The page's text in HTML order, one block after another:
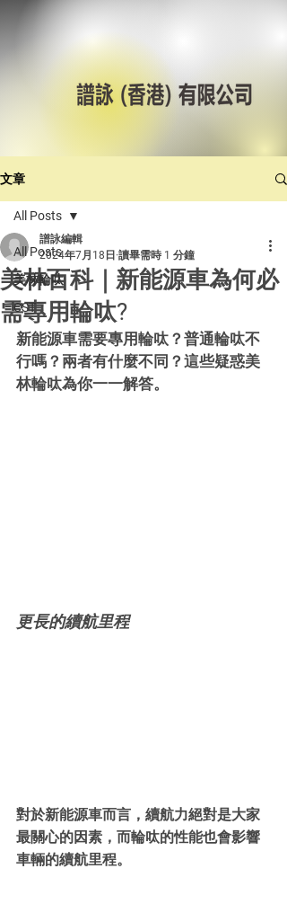
文章
All Posts
美林輪呔
CST
All Posts
美林百科｜新能源車為何必
需專用輪呔?
譜詠編輯
2024年7月18日 讀畢需時 1 分鐘
新能源車需要專用輪呔？普通輪呔不
行嗎？兩者有什麼不同？這些疑惑美
林輪呔為你一一解答。
更長的續航里程
對於新能源車而言，續航力絕對是大家
最關心的因素，而輪呔的性能也會影響
車輛的續航里程。